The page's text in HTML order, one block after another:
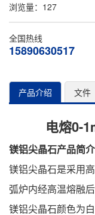
浏览量： 127
全国热线
15890630517
产品介绍 文件
电熔0-
镁铝尖晶石产品简介
镁铝尖晶石是采用
弧炉内经高温熔融
镁铝尖晶石颜色为